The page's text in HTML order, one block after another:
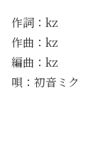
作詞：kz
作曲：kz
編曲：kz
唄：初音ミク